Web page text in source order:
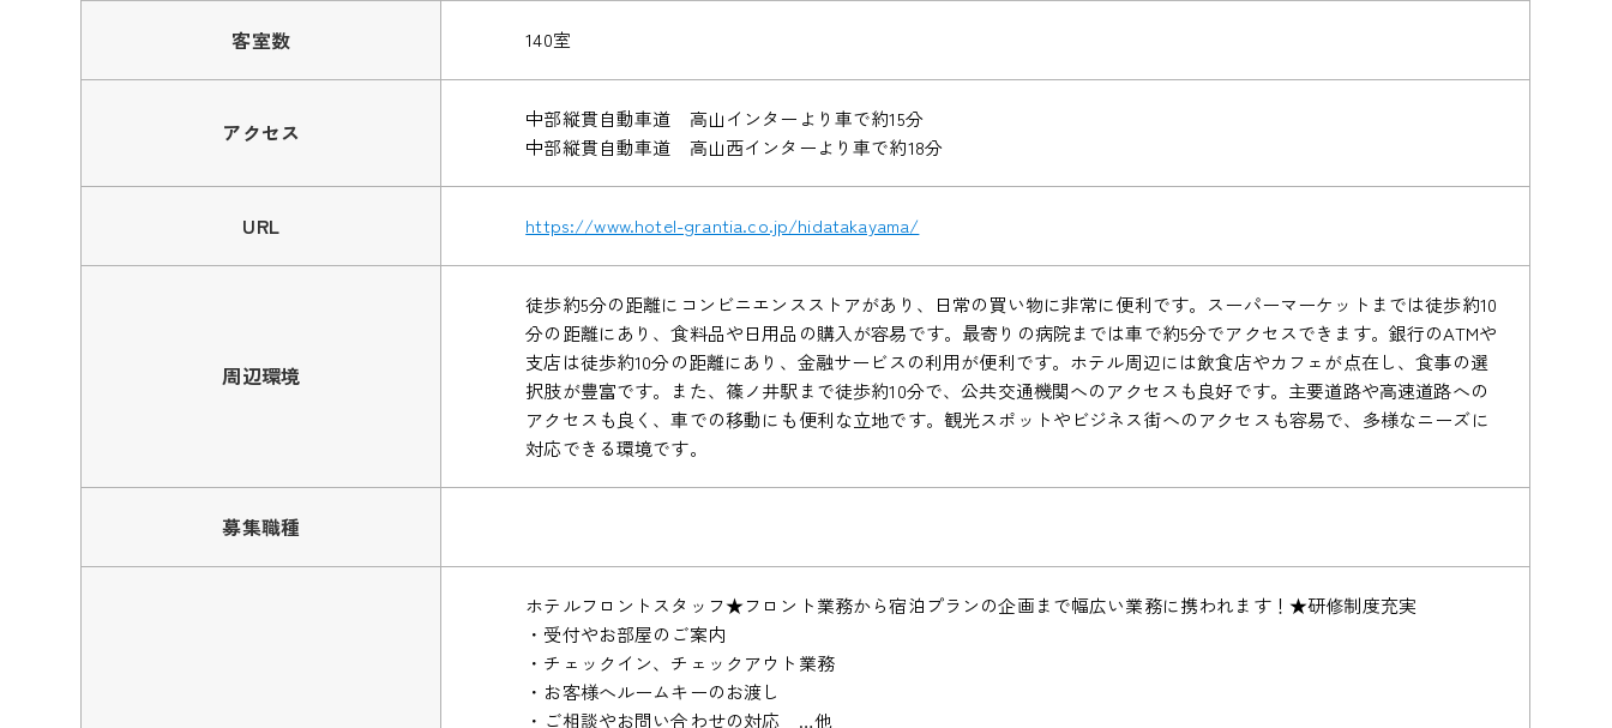
客室数 140室
アクセス
中部縦貫自動車道 高山インターより車で約15分
中部縦貫自動車道 高山西インターより車で約18分
URL https://www.hotel-grantia.co.jp/hidatakayama/
周辺環境
徒歩約5分の距離にコンビニエンスストアがあり、日常の買い物に非常に便利です。スーパーマーケットまでは徒歩約10
分の距離にあり、食料品や日用品の購入が容易です。最寄りの病院までは車で約5分でアクセスできます。銀行のATMや
支店は徒歩約10分の距離にあり、金融サービスの利用が便利です。ホテル周辺には飲食店やカフェが点在し、食事の選
択肢が豊富です。また、篠ノ井駅まで徒歩約10分で、公共交通機関へのアクセスも良好です。主要道路や高速道路への
アクセスも良く、車での移動にも便利な立地です。観光スポットやビジネス街へのアクセスも容易で、多様なニーズに
対応できる環境です。
募集職種
ホテルフロントスタッフ★フロント業務から宿泊プランの企画まで幅広い業務に携われます！★研修制度充実
・受付やお部屋のご案内
・チェックイン、チェックアウト業務
・お客様へルームキーのお渡し
・ご相談やお問い合わせの対応 …他